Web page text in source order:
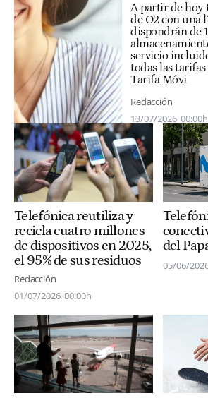
A partir de hoy
de O2 con una
dispondrán de
servicio
todas las
Tarifa Móvi
Redacción
13/07/2026 00:00h
Telefónica reutiliza y
recicla cuatro millones
de dispositivos en 2025,
el 95% de sus residuos
Redacción
01/07/2026 00:00h
del
05/06/